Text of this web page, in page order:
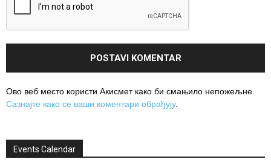
Ово веб место користи Акисмет како би смањило непожељне.
Сазнајте како се ваши коментари обрађују.
Events Calendar